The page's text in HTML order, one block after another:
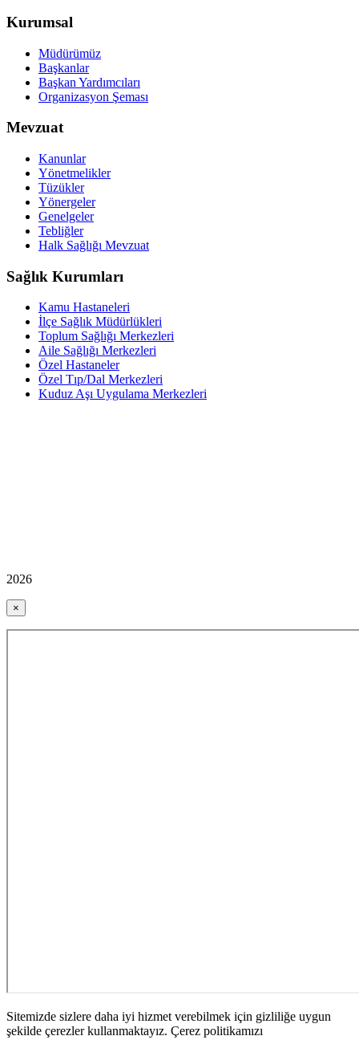
Kurumsal
Müdürümüz
Başkanlar
Başkan Yardımcıları
Organizasyon Şeması
Mevzuat
Kanunlar
Yönetmelikler
Tüzükler
Yönergeler
Genelgeler
Tebliğler
Halk Sağlığı Mevzuat
Sağlık Kurumları
Kamu Hastaneleri
İlçe Sağlık Müdürlükleri
Toplum Sağlığı Merkezleri
Aile Sağlığı Merkezleri
Özel Hastaneler
Özel Tıp/Dal Merkezleri
Kuduz Aşı Uygulama Merkezleri
2026
×
Sitemizde sizlere daha iyi hizmet verebilmek için gizliliğe uygun
şekilde çerezler kullanmaktayız. Çerez politikamızı